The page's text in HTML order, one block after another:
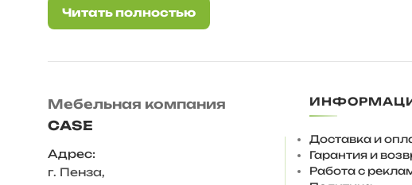
Корпус ЛДСП Венге, Дуб вотан
Ответы на частые вопросы:
— Антресоли крепятся к стене на навес регулируемый
Читать полностью
Читать полностью
Мебельная компания
CASE
Адрес:
г. Пенза,
Доставка и
Гарантия и
Работа с